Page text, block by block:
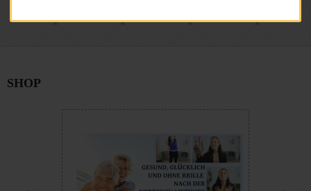
SHOP